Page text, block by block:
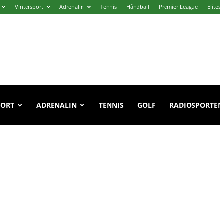
Vintersport Adrenalin Tennis Håndball Premier League
ADRENALIN TENNIS GOLF